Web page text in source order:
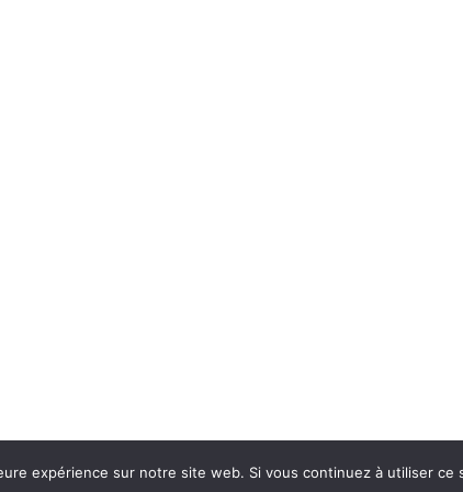
expérience sur notre site web. Si vous continuez à utiliser